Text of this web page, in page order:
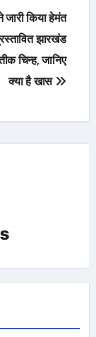
जारी किया हेमंत
झारखंड
चिन्ह, जानिए
क्या है खास